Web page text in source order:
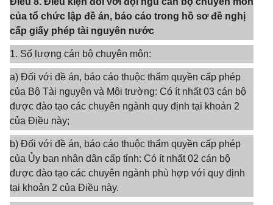
của tổ chức lập đề án, báo cáo trong hồ sơ đề nghị
cấp giấy phép tài nguyên nước
1. Số lượng cán bộ chuyên môn:
a) Đối với đề án, báo cáo thuộc thẩm quyền cấp phép
của Bộ Tài nguyên và Môi trường: Có ít nhất 03 cán bộ
được đào tạo các chuyên ngành quy định tại khoản 2
của Điều này;
b) Đối với đề án, báo cáo thuộc thẩm quyền cấp phép
của Ủy ban nhân dân cấp tỉnh: Có ít nhất 02 cán bộ
được đào tạo các chuyên ngành phù hợp với quy định
tại khoản 2 của Điều này.